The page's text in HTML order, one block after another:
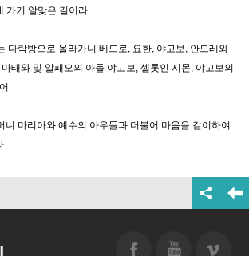
가기 알맞은 길이라
다락방으로 올라가니 베드로, 요한, 야고보, 안드레와
태와 및 알패오의 아들 야고보, 셀롯인 시몬, 야고보의
니 마리아와 예수의 아우들과 더불어 마음을 같이하여